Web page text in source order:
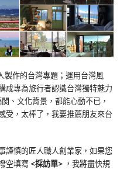
製作的台灣專題；運用台灣風
成專為旅行者認識台灣獨特魅力
閡、文化背景，都能心動不已，
受，太棒了，我要推薦朋友來台
謹慎的匠人職人創業家，如果您
空填寫 <採訪單> ，我將盡快規